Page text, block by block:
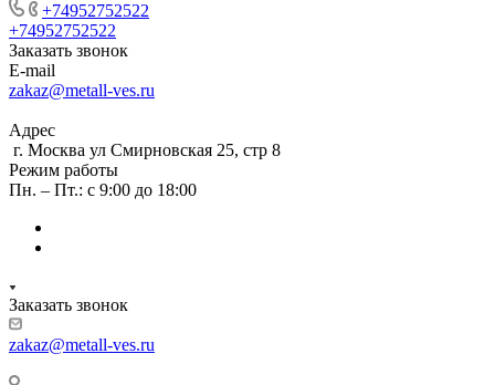
+74952752522
+74952752522
Заказать звонок
E-mail
zakaz@metall-ves.ru
Адрес
г. Москва ул Смирновская 25, стр 8
Режим работы
Пн. – Пт.: с 9:00 до 18:00
Заказать звонок
zakaz@metall-ves.ru